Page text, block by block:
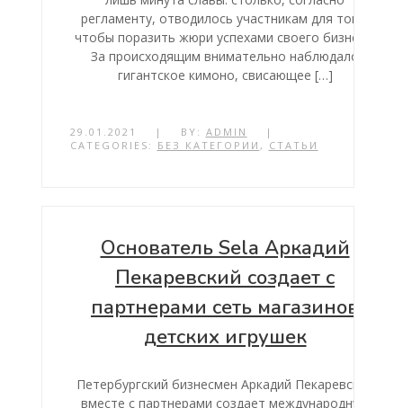
регламенту, отводилось участникам для того,
чтобы поразить жюри успехами своего бизнеса.
За происходящим внимательно наблюдало
гигантское кимоно, свисающее […]
29.01.2021 | BY: ADMIN
|
CATEGORIES: БЕЗ КАТЕГОРИИ , СТАТЬИ
Основатель Sela Аркадий
Пекаревский создает с
партнерами сеть магазинов
детских игрушек
Петербургский бизнесмен Аркадий Пекаревский
вместе с партнерами создает международную